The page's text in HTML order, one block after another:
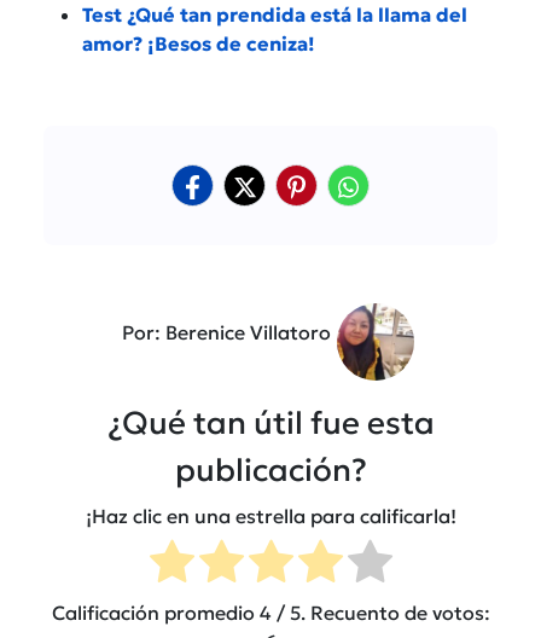
Test ¿Qué tan prendida está la llama del
amor? ¡Besos de ceniza!
Por: Berenice Villatoro
¿Qué tan útil fue esta
publicación?
¡Haz clic en una estrella para calificarla!
Calificación promedio 4 / 5. Recuento de votos: